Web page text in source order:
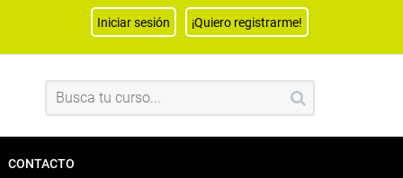
Iniciar sesión ¡Quiero registrarme!
CONTACTO